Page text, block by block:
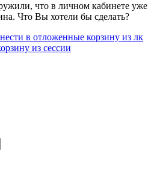
что в личном кабинете уже
Что Вы хотели бы сделать?
в отложенные корзину из лк
из сессии